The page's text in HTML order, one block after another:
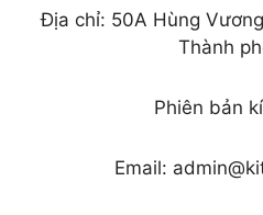
Địa chỉ: 50A Hùng
Thành
Phiên bản
Email: